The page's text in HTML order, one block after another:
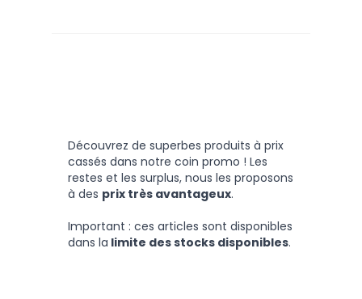
Découvrez de superbes produits à prix
cassés dans notre coin promo ! Les
restes et les surplus, nous les proposons
à des prix très avantageux.
Important : ces articles sont disponibles
dans la limite des stocks disponibles.